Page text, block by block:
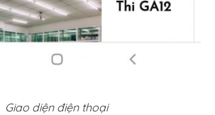
Giao diện điện thoại